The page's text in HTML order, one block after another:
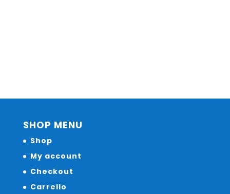
SHOP MENU
Shop
My account
Checkout
Carrello